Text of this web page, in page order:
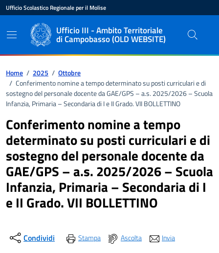
Vai ai contenuti
Vai al pié di pagina
Ente di appartenenza
Ufficio Scolastico Regionale per il Molise
Nome dell'enteUfficio III - Ambito Territoriale
di Campobasso (OLD WEBSITE)
Percorso di navigazione
Home / 2025 / Ottobre
/ Conferimento nomine a tempo determinato su posti curriculari e di
sostegno del personale docente da GAE/GPS – a.s. 2025/2026 – Scuola
Infanzia, Primaria – Secondaria di I e II Grado. VII BOLLETTINO
Conferimento nomine a tempo
determinato su posti curriculari e di
sostegno del personale docente da
GAE/GPS – a.s. 2025/2026 – Scuola
Infanzia, Primaria – Secondaria di I
e II Grado. VII BOLLETTINO
Condividi Stampa Ascolta Invia